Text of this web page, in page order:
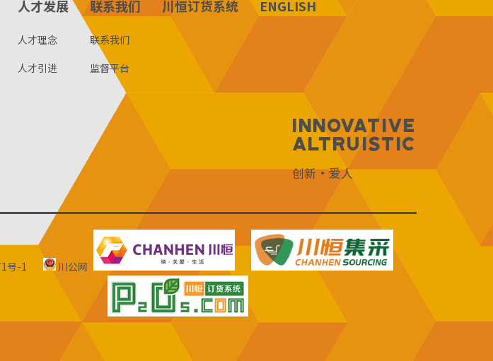
人才发展
人才理念
人才引进
联系我们
联系我们
监督平台
川恒订货系统 ENGLISH
Innovative
Altruistic
创新·爱人
号-1
川公网